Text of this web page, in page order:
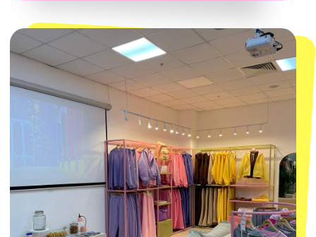
+7 (932) 602-41-15
ТРК «Европолис Ростокино»
ул. Проспект Мира, 211 к2
с 10-00 до 22-00
Москва
смотреть в Яндекс.Картах
ПОДПИСАТЬСЯ
СЕКРЕТНЫЕ ПРОМОКОДЫ, ПРИГЛАШЕНИЯ
НА МЕРОПРИЯТИЯ И АНОНСЫ НОВИНОК